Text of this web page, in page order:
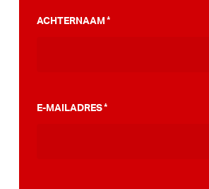
ACHTERNAAM *
E-MAILADRES*